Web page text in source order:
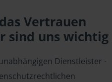
Vertrauen
sind uns wichtig
Dienstleister -